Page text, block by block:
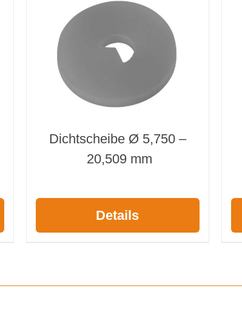
Dichtscheibe Ø 5,750 –
20,509 mm
Details